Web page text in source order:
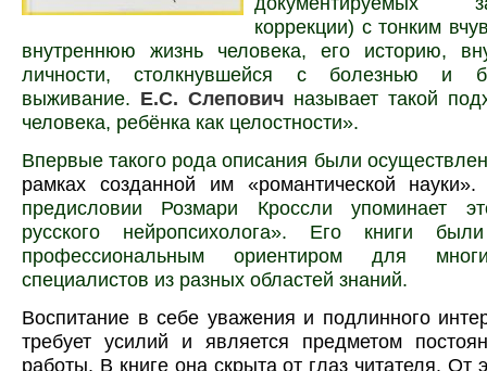
коррекции) с тонким
внутреннюю жизнь человека, его историю,
личности, столкнувшейся с болезнью и
выживание. Е.С. Слепович называет такой
человека, ребёнка как целостности».
Впервые такого рода описания были
рамках созданной им «романтической
предисловии Розмари Кроссли упоминает
русского нейропсихолога». Его книги
профессиональным ориентиром для
специалистов из разных областей знаний.
Воспитание в себе уважения и подлинного
требует усилий и является предметом
работы. В книге она скрыта от глаз читателя. От